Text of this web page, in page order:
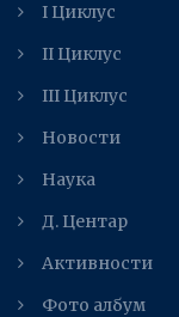
I Циклус
II Циклус
III Циклус
Новости
Наука
Д. Центар
Активности
Фото албум